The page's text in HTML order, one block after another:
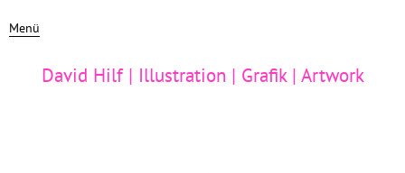
Menü
David Hilf | Illustration | Grafik | Artwork